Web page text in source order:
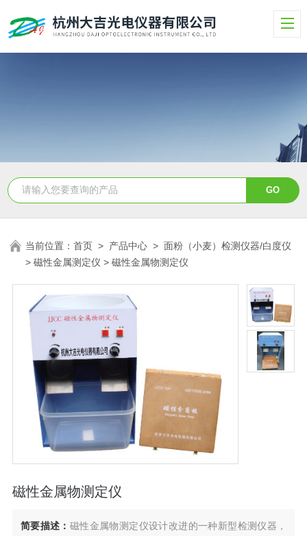
当前位置：首页 > 产品中心 >面粉（小麦）检测仪器/白度仪
>磁性金属测定仪 > 磁性金属物测定仪
磁性金属物测定仪
简要描述： 磁性金属物测定仪设计改进的一种新型检测仪器，